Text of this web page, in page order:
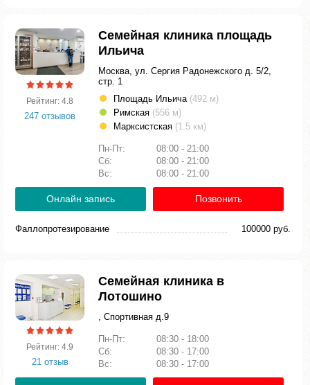
Рейтинг: 4.8
247 отзывов
Семейная клиника площадь
Ильича
Москва, ул. Сергия Радонежского д. 5/2,
стр. 1
Площадь Ильича (492 м)
Римская (556 м)
Марксистская (1.5 км)
Пн-Пт:
08:00 - 21:00
Сб:
08:00 - 21:00
Вс:
08:00 - 21:00
Онлайн запись Позвонить
Фаллопротезирование 100000 руб.
Рейтинг: 4.9
21 отзыв
Семейная клиника в
Лотошино
, Спортивная д.9
Пн-Пт:
08:30 - 18:00
Сб:
08:30 - 17:00
Вс:
08:30 - 17:00